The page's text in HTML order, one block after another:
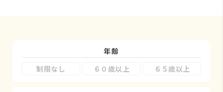
年齢
制限なし
６０歳以上 ６５歳以上